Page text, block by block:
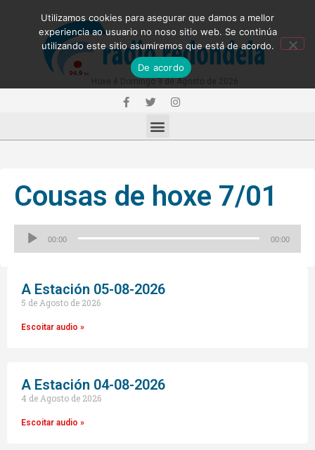
Cousas de hoxe 7/01
00:00 00:00
A Estación 05-08-2026
5 de Agosto de 2026
Escoitar audio »
A Estación 04-08-2026
4 de Agosto de 2026
Escoitar audio »
Utilizamos cookies para asegurar que damos a mellor
experiencia ao usuario no noso sitio web. Se continúa
utilizando este sitio asumiremos que está de acordo.
De acordo